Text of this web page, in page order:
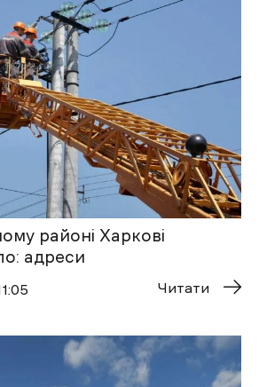
районі Харкові
адреси
Читати